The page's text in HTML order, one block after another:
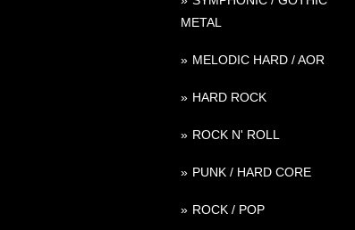
METAL
MELODIC HARD / AOR
HARD ROCK
ROCK N' ROLL
PUNK / HARD CORE
ROCK / POP